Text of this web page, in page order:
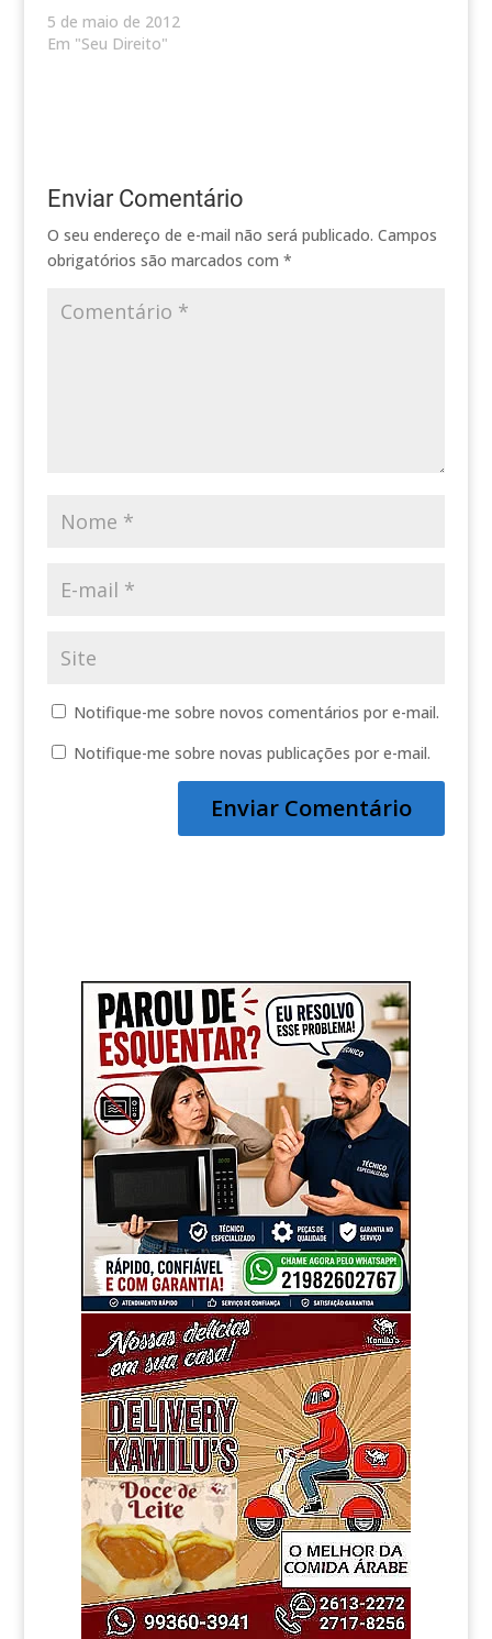
5 de maio de 2012
Em "Seu Direito"
Enviar Comentário
O seu endereço de e-mail não será publicado. Campos
obrigatórios são marcados com *
Notifique-me sobre novos comentários por e-mail.
Notifique-me sobre novas publicações por e-mail.